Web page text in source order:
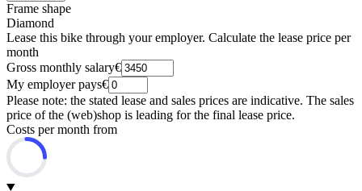
Frame shape
Diamond
Lease this bike through your employer. Calculate the lease price per
month
Gross monthly salary€
My employer pays€
Please note: the stated lease and sales prices are indicative. The sales
price of the (web)shop is leading for the final lease price.
Costs per month from